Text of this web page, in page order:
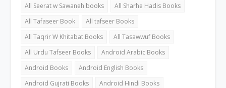
All Seerat w Sawaneh books
All Sharhe Hadis Books
All Tafaseer Book
All tafseer Books
All Taqrir W Khitabat Books
All Tasawwuf Books
All Urdu Tafseer Books
Android Arabic Books
Android Books
Android English Books
Android Gujrati Books
Android Hindi Books